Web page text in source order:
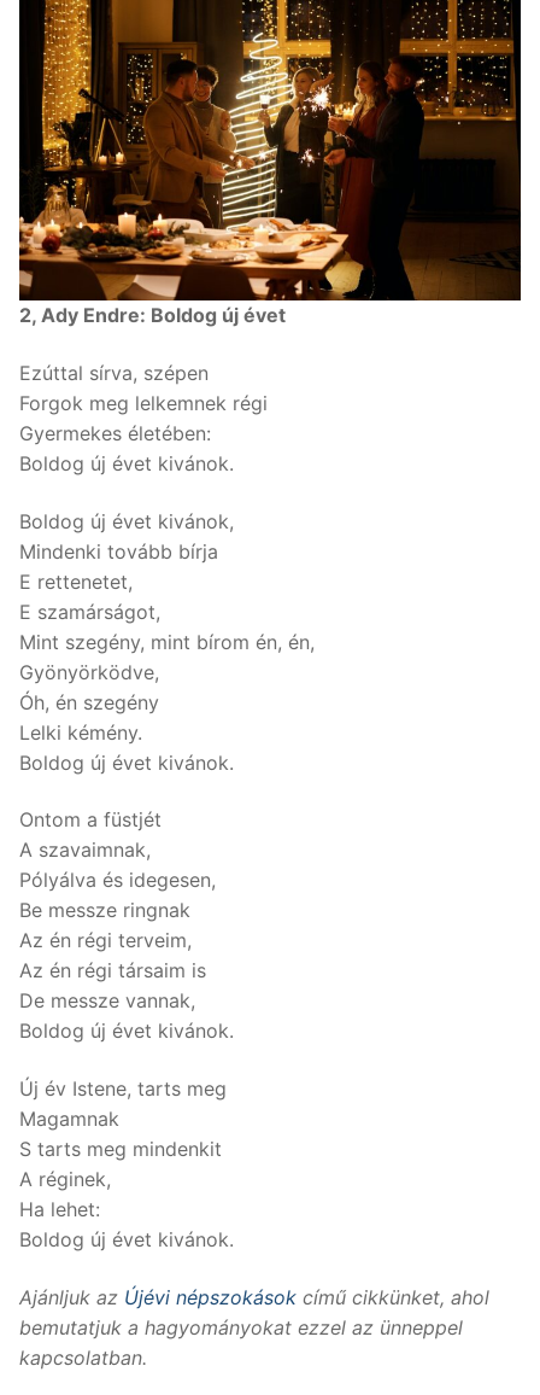
2, Ady Endre: Boldog új évet
Ezúttal sírva, szépen
Forgok meg lelkemnek régi
Gyermekes életében:
Boldog új évet kivánok.
Boldog új évet kivánok,
Mindenki tovább bírja
E rettenetet,
E szamárságot,
Mint szegény, mint bírom én, én,
Gyönyörködve,
Óh, én szegény
Lelki kémény.
Boldog új évet kivánok.
Ontom a füstjét
A szavaimnak,
Pólyálva és idegesen,
Be messze ringnak
Az én régi terveim,
Az én régi társaim is
De messze vannak,
Boldog új évet kivánok.
Új év Istene, tarts meg
Magamnak
S tarts meg mindenkit
A réginek,
Ha lehet:
Boldog új évet kivánok.
Ajánljuk az Újévi népszokások című cikkünket, ahol
bemutatjuk a hagyományokat ezzel az ünneppel
kapcsolatban.